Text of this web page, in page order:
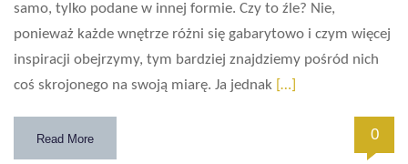
samo, tylko podane w innej formie. Czy to źle? Nie,
ponieważ każde wnętrze różni się gabarytowo i czym więcej
inspiracji obejrzymy, tym bardziej znajdziemy pośród nich
coś skrojonego na swoją miarę. Ja jednak […]
Read More 0